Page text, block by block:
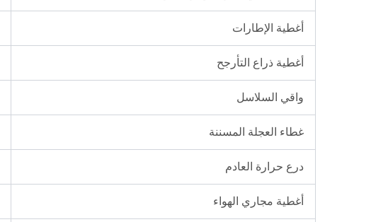
أغطية الإطارات
أغطية ذراع التأرجح
واقي السلاسل
غطاء العجلة المسننة
درع حرارة العادم
أغطية مجاري الهواء